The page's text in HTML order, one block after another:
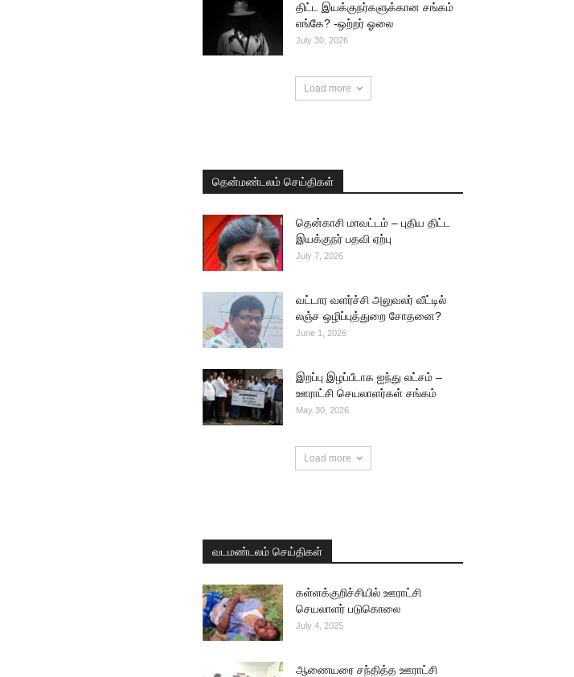
திட்ட இயக்குநர்களுக்கான சங்கம்
எங்கே? -ஒற்றர் ஓலை
July 30, 2026
Load more
தென்மண்டலம் செய்திகள்
தென்காசி மாவட்டம் – புதிய திட்ட
இயக்குநர் பதவி ஏற்பு
July 7, 2026
வட்டார வளர்ச்சி அலுவலர் வீட்டில்
லஞ்ச ஒழிப்புத்துறை சோதனை?
June 1, 2026
இறப்பு இழப்பீடாக ஐந்து லட்சம் –
ஊராட்சி செயலாளர்கள் சங்கம்
May 30, 2026
Load more
வடமண்டலம் செய்திகள்
கள்ளக்குறிச்சியில் ஊராட்சி
செயலாளர் படுகொலை
July 4, 2025
ஆணையரை சந்தித்த ஊராட்சி